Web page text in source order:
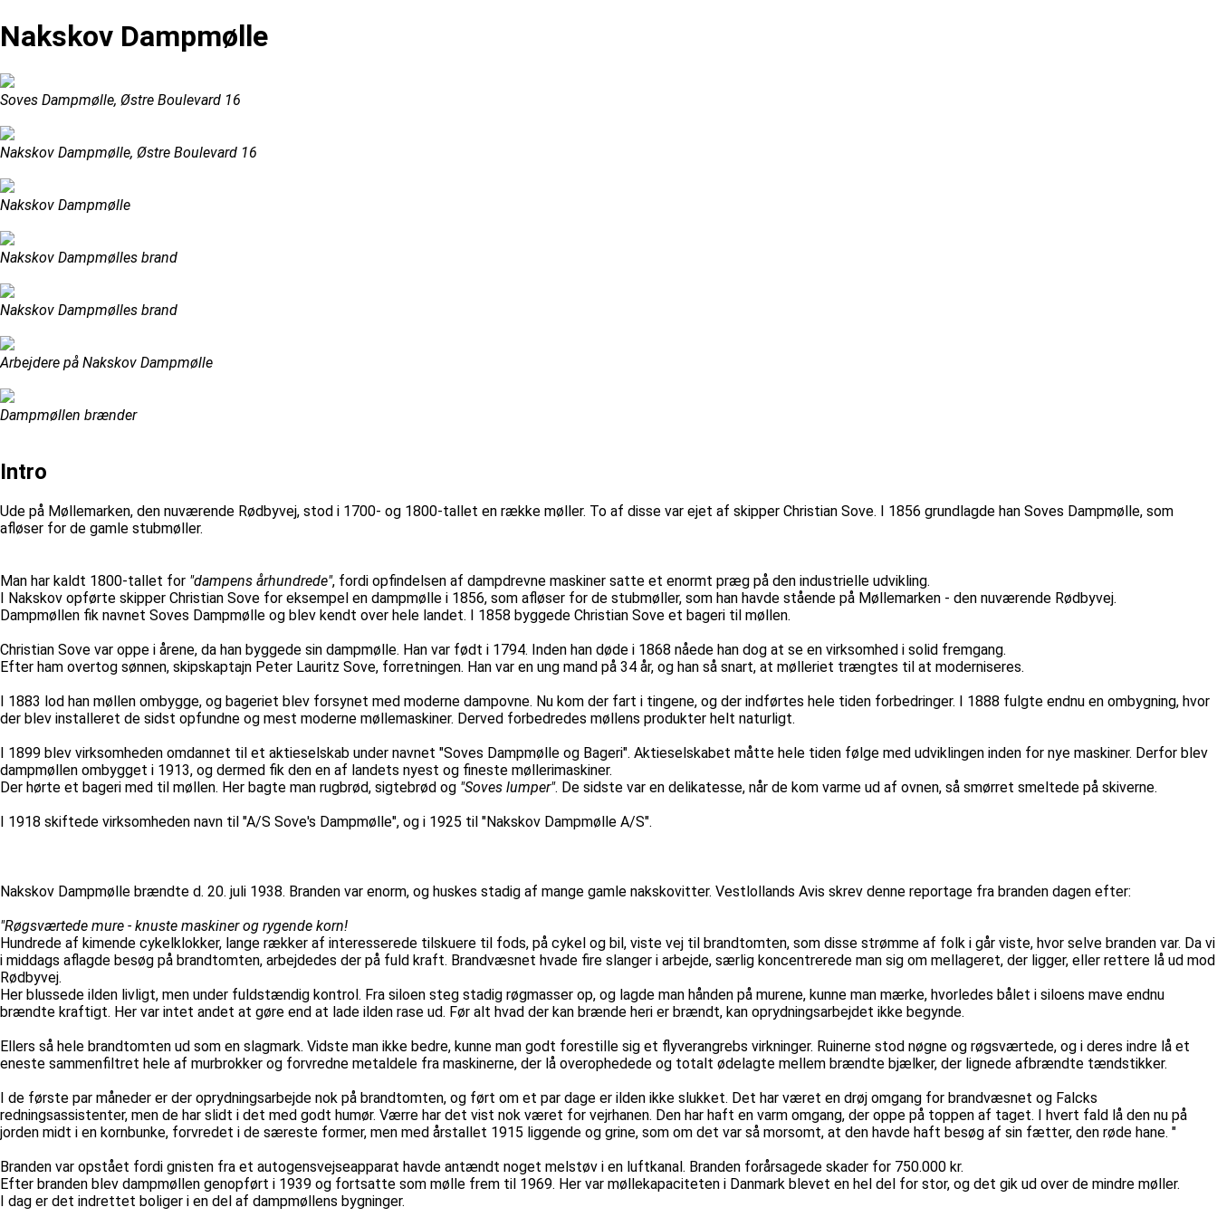
Nakskov Dampmølle
Soves Dampmølle, Østre Boulevard 16
Nakskov Dampmølle, Østre Boulevard 16
Nakskov Dampmølle
Nakskov Dampmølles brand
Nakskov Dampmølles brand
Arbejdere på Nakskov Dampmølle
Dampmøllen brænder
Intro
Ude på Møllemarken, den nuværende Rødbyvej, stod i 1700- og 1800-tallet en række møller. To af disse var ejet af skipper Christian Sove. I 1856 grundlagde han Soves Dampmølle, som
afløser for de gamle stubmøller.
Man har kaldt 1800-tallet for "dampens århundrede", fordi opfindelsen af dampdrevne maskiner satte et enormt præg på den industrielle udvikling.
I Nakskov opførte skipper Christian Sove for eksempel en dampmølle i 1856, som afløser for de stubmøller, som han havde stående på Møllemarken - den nuværende Rødbyvej.
Dampmøllen fik navnet Soves Dampmølle og blev kendt over hele landet. I 1858 byggede Christian Sove et bageri til møllen.
Christian Sove var oppe i årene, da han byggede sin dampmølle. Han var født i 1794. Inden han døde i 1868 nåede han dog at se en virksomhed i solid fremgang.
Efter ham overtog sønnen, skipskaptajn Peter Lauritz Sove, forretningen. Han var en ung mand på 34 år, og han så snart, at mølleriet trængtes til at moderniseres.
I 1883 lod han møllen ombygge, og bageriet blev forsynet med moderne dampovne. Nu kom der fart i tingene, og der indførtes hele tiden forbedringer. I 1888 fulgte endnu en ombygning, hvor
der blev installeret de sidst opfundne og mest moderne møllemaskiner. Derved forbedredes møllens produkter helt naturligt.
I 1899 blev virksomheden omdannet til et aktieselskab under navnet "Soves Dampmølle og Bageri". Aktieselskabet måtte hele tiden følge med udviklingen inden for nye maskiner. Derfor blev
dampmøllen ombygget i 1913, og dermed fik den en af landets nyest og fineste møllerimaskiner.
Der hørte et bageri med til møllen. Her bagte man rugbrød, sigtebrød og "Soves lumper". De sidste var en delikatesse, når de kom varme ud af ovnen, så smørret smeltede på skiverne.
I 1918 skiftede virksomheden navn til "A/S Sove's Dampmølle", og i 1925 til "Nakskov Dampmølle A/S".
Nakskov Dampmølle brændte d. 20. juli 1938. Branden var enorm, og huskes stadig af mange gamle nakskovitter. Vestlollands Avis skrev denne reportage fra branden dagen efter:
"Røgsværtede mure - knuste maskiner og rygende korn!
Hundrede af kimende cykelklokker, lange rækker af interesserede tilskuere til fods, på cykel og bil, viste vej til brandtomten, som disse strømme af folk i går viste, hvor selve branden var. Da vi
i middags aflagde besøg på brandtomten, arbejdedes der på fuld kraft. Brandvæsnet hvade fire slanger i arbejde, særlig koncentrerede man sig om mellageret, der ligger, eller rettere lå ud mod
Rødbyvej.
Her blussede ilden livligt, men under fuldstændig kontrol. Fra siloen steg stadig røgmasser op, og lagde man hånden på murene, kunne man mærke, hvorledes bålet i siloens mave endnu
brændte kraftigt. Her var intet andet at gøre end at lade ilden rase ud. Før alt hvad der kan brænde heri er brændt, kan oprydningsarbejdet ikke begynde.
Ellers så hele brandtomten ud som en slagmark. Vidste man ikke bedre, kunne man godt forestille sig et flyverangrebs virkninger. Ruinerne stod nøgne og røgsværtede, og i deres indre lå et
eneste sammenfiltret hele af murbrokker og forvredne metaldele fra maskinerne, der lå overophedede og totalt ødelagte mellem brændte bjælker, der lignede afbrændte tændstikker.
I de første par måneder er der oprydningsarbejde nok på brandtomten, og ført om et par dage er ilden ikke slukket. Det har været en drøj omgang for brandvæsnet og Falcks
redningsassistenter, men de har slidt i det med godt humør. Værre har det vist nok været for vejrhanen. Den har haft en varm omgang, der oppe på toppen af taget. I hvert fald lå den nu på
jorden midt i en kornbunke, forvredet i de særeste former, men med årstallet 1915 liggende og grine, som om det var så morsomt, at den havde haft besøg af sin fætter, den røde hane. "
Branden var opstået fordi gnisten fra et autogensvejseapparat havde antændt noget melstøv i en luftkanal. Branden forårsagede skader for 750.000 kr.
Efter branden blev dampmøllen genopført i 1939 og fortsatte som mølle frem til 1969. Her var møllekapaciteten i Danmark blevet en hel del for stor, og det gik ud over de mindre møller.
I dag er det indrettet boliger i en del af dampmøllens bygninger.